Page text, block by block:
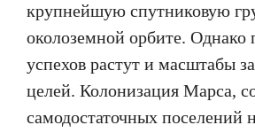
крупнейшую спутниковую
околоземной орбите. Однако
успехов растут и масштабы
целей. Колонизация Марса,
самодостаточных поселений